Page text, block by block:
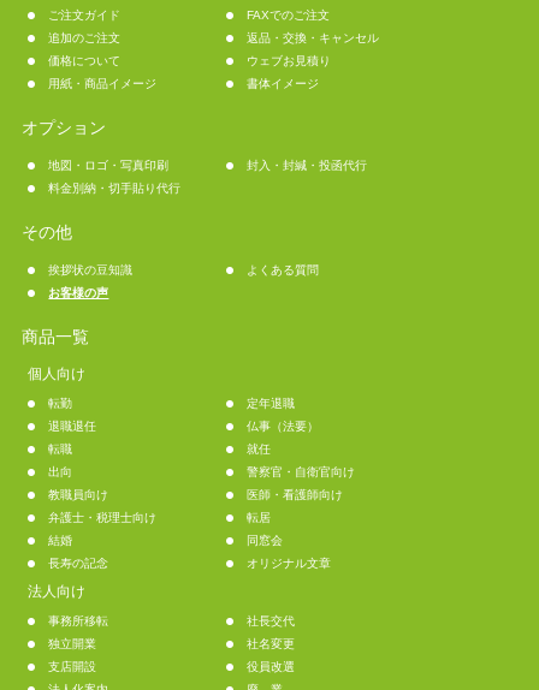
ご注文ガイド
FAXでのご注文
追加のご注文
返品・交換・キャンセル
価格について
ウェブお見積り
用紙・商品イメージ
書体イメージ
オプション
地図・ロゴ・写真印刷
封入・封緘・投函代行
料金別納・切手貼り代行
その他
挨拶状の豆知識
よくある質問
お客様の声
商品一覧
個人向け
転勤
定年退職
退職退任
仏事（法要）
転職
就任
出向
警察官・自衛官向け
教職員向け
医師・看護師向け
弁護士・税理士向け
転居
結婚
同窓会
長寿の記念
オリジナル文章
法人向け
事務所移転
社長交代
独立開業
社名変更
支店開設
役員改選